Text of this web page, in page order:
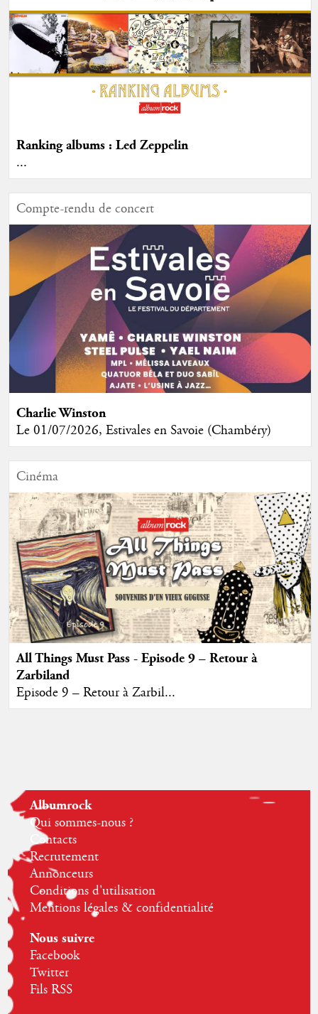
Ranking albums : Led Zeppelin
...
Compte-rendu de concert
Charlie Winston
Le 01/07/2026, Estivales en Savoie (Chambéry)
Cinéma
All Things Must Pass - Episode 9 – Retour à
Zarbiland
Episode 9 – Retour à Zarbil...
Albumrock
Qui sommes-nous ?
Contacts
Recrutement
Annonceurs
Conditions d'utilisation
Mentions légales & confidentialité
Nous suivre
Facebook
Twitter
Fils RSS